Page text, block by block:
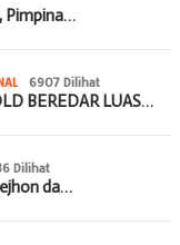
Pimpina…
6907 Dilihat
BEREDAR LUAS…
Dilihat
da…